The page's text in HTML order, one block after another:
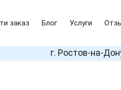
заказ Блог Услуги
г. Ростов-на-